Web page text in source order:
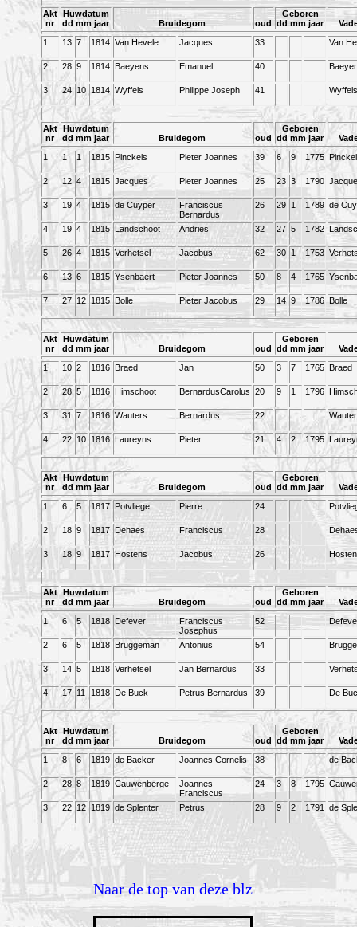
Akt
nr
Huwdatum
dd mm jaar
Bruidegom oud
Geboren
dd mm jaar
1
13 7 1814 Van Hevele Jacques 33 Van
2 28 9 1814 Baeyens Emanuel 40
3 24 10 1814 Wyffels Philippe Joseph 41 Wyffels
Akt
nr
Huwdatum
dd mm jaar
Bruidegom oud
Geboren
dd mm jaar
1
1 1 1815 Pinckels Pieter Joannes 39 6 9 1775
2 12 4 1815 Jacques Pieter Joannes 25 23 3 1790
3 19 4 1815 de Cuyper
Franciscus
Bernardus
26 29 1 1789 de
4 19 4 1815 Landschoot Andries 32 27 5 1782
5 26 4 1815 Verhetsel Jacobus 62 30 1 1753
6 13 6 1815 Ysenbaert Pieter Joannes 50 8 4 1765
7 27 12 1815 Bolle Pieter Jacobus 29 14 9 1786 Bolle
Akt
nr
Huwdatum
dd mm jaar
Bruidegom oud
Geboren
dd mm jaar
1
10 2 1816 Braed Jan 50 3 7 1765 Braed
2 28 5 1816 Himschoot BernardusCarolus 20 9 1 1796
3 31 7 1816 Wauters Bernardus 22
4 22 10 1816 Laureyns Pieter 21 4 2 1795
Akt
nr
Huwdatum
dd mm jaar
Bruidegom oud
Geboren
dd mm jaar
1
6 5 1817 Potvliege Pierre 24
2 18 9 1817 Dehaes Franciscus 28
3 18 9 1817 Hostens Jacobus 26
Akt
nr
Huwdatum
dd mm jaar
Bruidegom oud
Geboren
dd mm jaar
1
6 5 1818 Defever
Franciscus
Josephus
52
2 6 5 1818 Bruggeman Antonius 54
3 14 5 1818 Verhetsel Jan Bernardus 33
4 17 11 1818 De Buck Petrus Bernardus 39 De
Akt
nr
Huwdatum
dd mm jaar
Bruidegom oud
Geboren
dd mm jaar
1
8 6 1819 de Backer Joannes Cornelis 38 de
2 28 8 1819 Cauwenberge
Joannes
Franciscus
24 3 8 1795
3 22 12 1819 de Splenter Petrus 28 9 2 1791 de
Naar de top van deze blz